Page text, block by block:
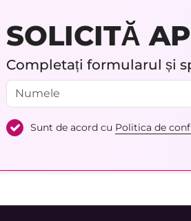
SOLICITĂ
Completați formularul și
Sunt de acord cu Politica de